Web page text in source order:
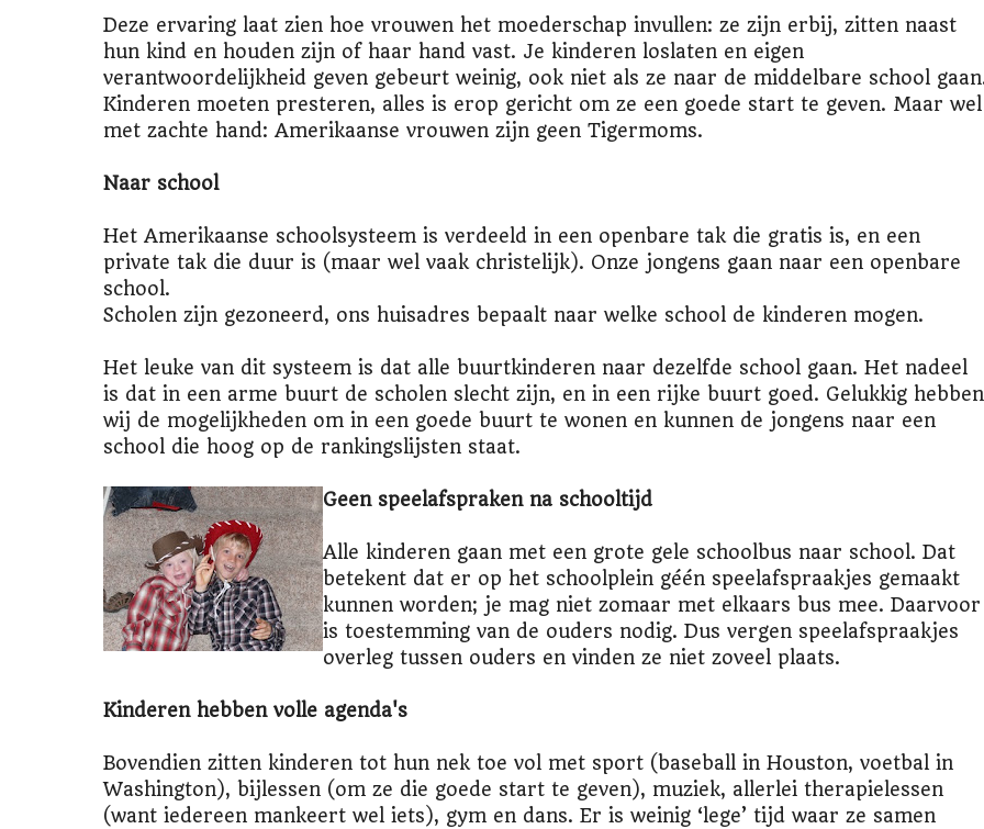
Deze ervaring laat zien hoe vrouwen het moederschap invullen: ze zijn erbij, zitten naast
hun kind en houden zijn of haar hand vast. Je kinderen loslaten en eigen
verantwoordelijkheid geven gebeurt weinig, ook niet als ze naar de middelbare school
Kinderen moeten presteren, alles is erop gericht om ze een goede start te geven. Maar wel
met zachte hand: Amerikaanse vrouwen zijn geen Tigermoms.
Naar school
Het Amerikaanse schoolsysteem is verdeeld in een openbare tak die gratis is, en een
private tak die duur is (maar wel vaak christelijk). Onze jongens gaan naar een openbare
school.
Scholen zijn gezoneerd, ons huisadres bepaalt naar welke school de kinderen mogen.
Het leuke van dit systeem is dat alle buurtkinderen naar dezelfde school gaan. Het nadeel
is dat in een arme buurt de scholen slecht zijn, en in een rijke buurt goed. Gelukkig hebben
wij de mogelijkheden om in een goede buurt te wonen en kunnen de jongens naar een
school die hoog op de rankingslijsten staat.
Geen speelafspraken na schooltijd
Alle kinderen gaan met een grote gele schoolbus naar school. Dat
betekent dat er op het schoolplein géén speelafspraakjes gemaakt
kunnen worden; je mag niet zomaar met elkaars bus mee. Daarvoor
is toestemming van de ouders nodig. Dus vergen speelafspraakjes
overleg tussen ouders en vinden ze niet zoveel plaats.
Kinderen hebben volle agenda's
Bovendien zitten kinderen tot hun nek toe vol met sport (baseball in Houston, voetbal in
Washington), bijlessen (om ze die goede start te geven), muziek, allerlei therapielessen
(want iedereen mankeert wel iets), gym en dans. Er is weinig ‘lege’ tijd waar ze samen